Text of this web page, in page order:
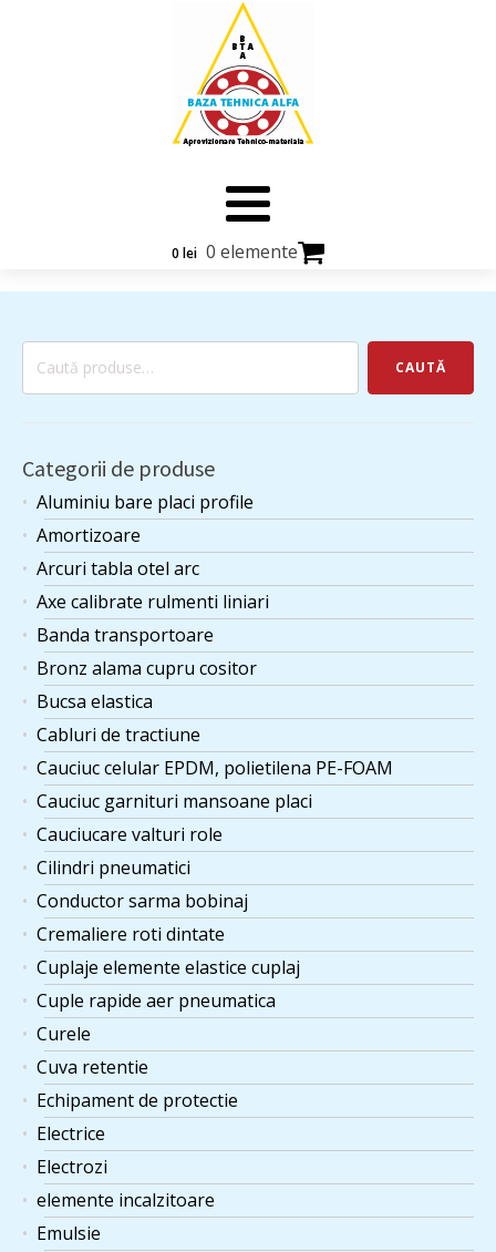
0 lei 0 elemente
Caută
CAUTĂ
Categorii de produse
Aluminiu bare placi profile
Amortizoare
Arcuri tabla otel arc
Axe calibrate rulmenti liniari
Banda transportoare
Bronz alama cupru cositor
Bucsa elastica
Cabluri de tractiune
Cauciuc celular EPDM, polietilena PE-FOAM
Cauciuc garnituri mansoane placi
Cauciucare valturi role
Cilindri pneumatici
Conductor sarma bobinaj
Cremaliere roti dintate
Cuplaje elemente elastice cuplaj
Cuple rapide aer pneumatica
Curele
Cuva retentie
Echipament de protectie
Electrice
Electrozi
elemente incalzitoare
Emulsie